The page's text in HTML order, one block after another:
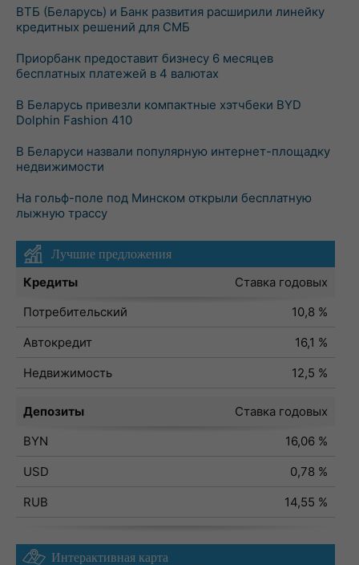
ВТБ (Беларусь) и Банк развития расширили линейку
кредитных решений для СМБ
Приорбанк предоставит бизнесу 6 месяцев
бесплатных платежей в 4 валютах
В Беларусь привезли компактные хэтчбеки BYD
Dolphin Fashion 410
В Беларуси назвали популярную интернет-площадку
недвижимости
На гольф-поле под Минском открыли бесплатную
лыжную трассу
Лучшие предложения
Кредиты
Ставка годовых
Потребительский
10,8 %
Автокредит
16,1 %
Недвижимость
12,5 %
Депозиты
Ставка годовых
BYN
16,06 %
USD
0,78 %
RUB
14,55 %
Интерактивная карта